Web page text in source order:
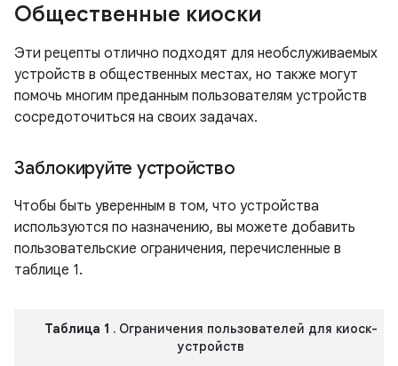
Общественные киоски
Эти рецепты отлично подходят для необслуживаемых
устройств в общественных местах, но также могут
помочь многим преданным пользователям устройств
сосредоточиться на своих задачах.
Заблокируйте устройство
Чтобы быть уверенным в том, что устройства
используются по назначению, вы можете добавить
пользовательские ограничения, перечисленные в
таблице 1.
Таблица 1 . Ограничения пользователей для киоск-
устройств